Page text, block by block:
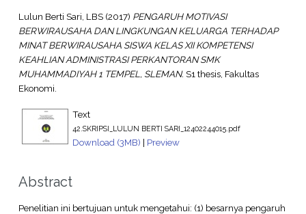
Lulun Berti Sari, LBS(2017) PENGARUH MOTIVASI
BERWIRAUSAHA DAN LINGKUNGAN KELUARGA TERHADAP
MINAT BERWIRAUSAHA SISWA KELAS XII KOMPETENSI
KEAHLIAN ADMINISTRASI PERKANTORAN SMK
MUHAMMADIYAH 1 TEMPEL, SLEMAN. S1 thesis, Fakultas
Ekonomi.
Text
42.SKRIPSI_LULUN BERTI SARI_12402244015.pdf
Download (3MB) | Preview
Abstract
Penelitian ini bertujuan untuk mengetahui: (1) besarnya pengaruh